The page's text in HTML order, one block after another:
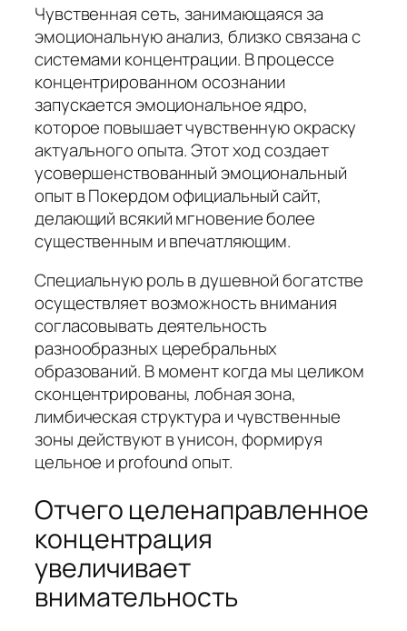
Чувственная сеть, занимающаяся за
эмоциональную анализ, близко связана с
системами концентрации. В процессе
концентрированном осознании
запускается эмоциональное ядро,
которое повышает чувственную окраску
актуального опыта. Этот ход создает
усовершенствованный эмоциональный
опыт в Покердом официальный сайт,
делающий всякий мгновение более
существенным и впечатляющим.
Специальную роль в душевной богатстве
осуществляет возможность внимания
согласовывать деятельность
разнообразных церебральных
образований. В момент когда мы целиком
сконцентрированы, лобная зона,
лимбическая структура и чувственные
зоны действуют в унисон, формируя
цельное и profound опыт.
Отчего целенаправленное
концентрация
увеличивает
внимательность